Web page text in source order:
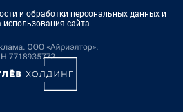
и обработки персональных данных и
использования сайта